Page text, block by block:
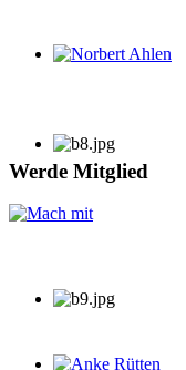
Werde Mitglied